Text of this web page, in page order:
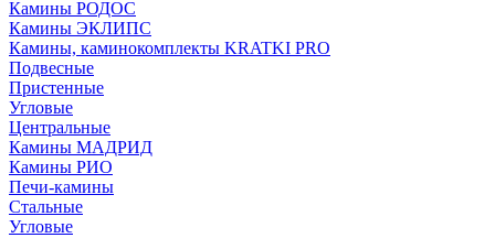
Камины РОДОС
Камины ЭКЛИПС
Камины, каминокомплекты KRATKI PRO
Подвесные
Пристенные
Угловые
Центральные
Камины МАДРИД
Камины РИО
Печи-камины
Стальные
Угловые